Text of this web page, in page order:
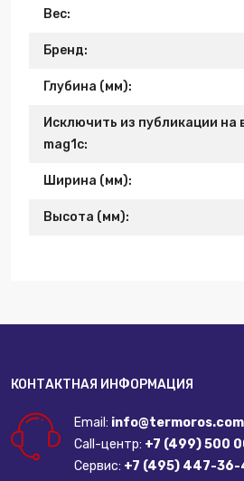
Вес:
Бренд:
Глубина (мм):
Исключить из публикации на
mag1c:
Ширина (мм):
Высота (мм):
КОНТАКТНАЯ ИНФОРМАЦИЯ
Email: info@termoros.com
Call-центр: +7 (499) 500
Сервис: +7 (495) 447-36-